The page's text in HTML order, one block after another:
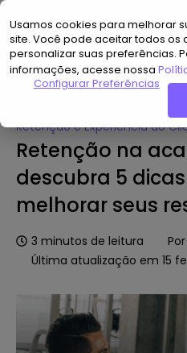
Usamos cookies para melhorar
site. Você pode aceitar todos os
personalizar suas preferências.
informações, acesse nossa
Configurar Preferências
Home»Hub de Conteúdo»
dicas simples para melhorar
Retenção e Experiência do
Retenção na
descubra 5
melhorar seus
3 minutos de leitura Por
Última atualização em 15